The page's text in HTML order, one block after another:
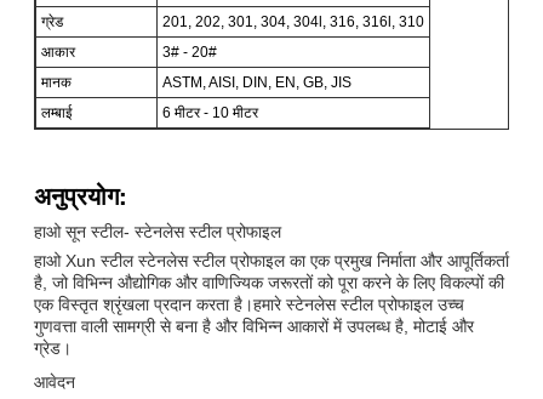
ग्रेड
201, 202, 301, 304, 304l, 316, 316l, 310
आकार
3# - 20#
मानक
ASTM, AISI, DIN, EN, GB, JIS
लम्बाई
6 मीटर - 10 मीटर
अनुप्रयोग:
हाओ सून स्टील- स्टेनलेस स्टील प्रोफाइल
हाओ Xun स्टील स्टेनलेस स्टील प्रोफाइल का एक प्रमुख निर्माता और आपूर्तिकर्ता
है, जो विभिन्न औद्योगिक और वाणिज्यिक जरूरतों को पूरा करने के लिए विकल्पों की
एक विस्तृत श्रृंखला प्रदान करता है।हमारे स्टेनलेस स्टील प्रोफाइल उच्च
गुणवत्ता वाली सामग्री से बना है और विभिन्न आकारों में उपलब्ध है, मोटाई और
ग्रेड।
आवेदन